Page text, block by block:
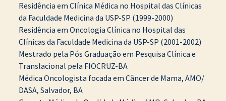
Residência em Clínica Médica no Hospital das Clínicas
da Faculdade Medicina da USP-SP (1999-2000)
Residência em Oncologia Clínica no Hospital das
Clínicas da Faculdade Medicina da USP-SP (2001-2002)
Mestrado pela Pós Graduação em Pesquisa Clínica e
Translacional pela FIOCRUZ-BA
Médica Oncologista focada em Câncer de Mama, AMO/
DASA, Salvador, BA